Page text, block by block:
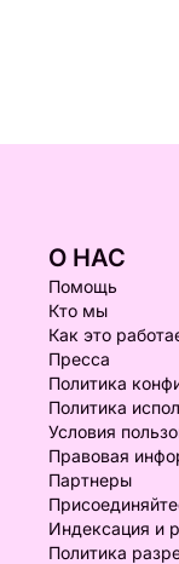
О НАС
Помощь
Кто мы
Как это
Пресса
Политика
Политика
Условия
Правовая
Партнеры
Индексация и
Политика